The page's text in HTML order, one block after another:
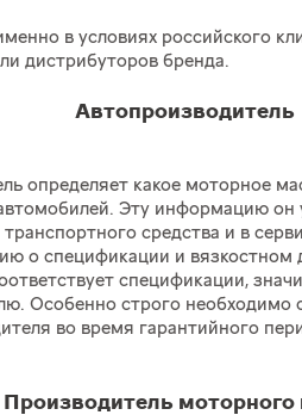
в условиях российского
дистрибуторов бренда.
Автопроизводитель
определяет какое моторное
Эту информацию он
транспортного средства и в
о спецификации и вязкостном
спецификации,
Особенно строго необходимо
во время гарантийного
Производитель моторного